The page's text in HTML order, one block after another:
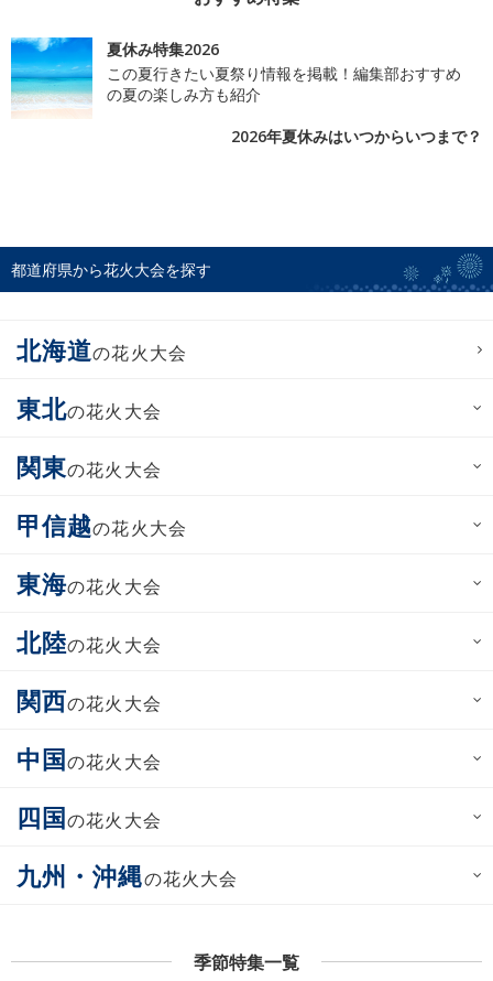
夏休み特集2026
この夏行きたい夏祭り情報を掲載！編集部おすすめ
の夏の楽しみ方も紹介
2026年夏休みはいつからいつまで？
都道府県から花火大会を探す
北海道の花火大会
東北の花火大会
関東の花火大会
甲信越の花火大会
東海の花火大会
北陸の花火大会
関西の花火大会
中国の花火大会
四国の花火大会
九州・沖縄の花火大会
季節特集一覧